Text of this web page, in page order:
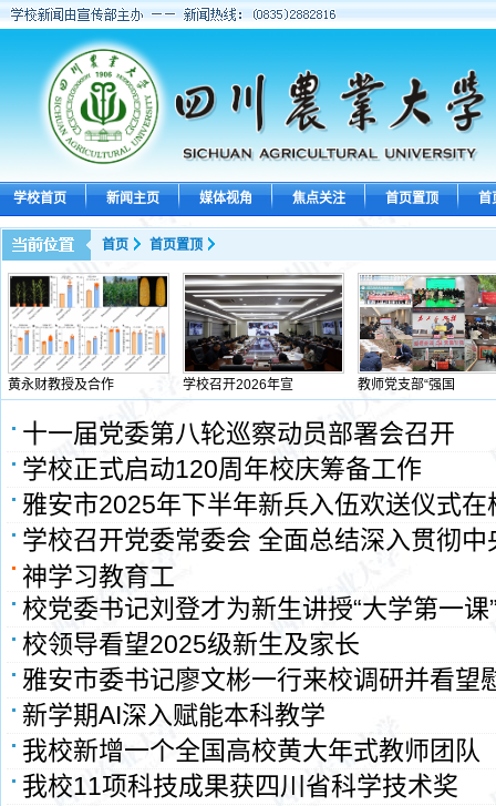
学校首页 新闻主页 媒体视角 焦点关注 首页置顶 首
首页 首页置顶
黄永财教授及合作 学校召开2026年宣 教师党支部“强国
十一届党委第八轮巡察动员部署会召开
学校正式启动120周年校庆筹备工作
雅安市2025年下半年新兵入伍欢送仪式在
学校召开党委常委会 全面总结深入贯彻
神学习教育工
校党委书记刘登才为新生讲授“大学第一课
校领导看望2025级新生及家长
雅安市委书记廖文彬一行来校调研并看望
新学期AI深入赋能本科教学
我校新增一个全国高校黄大年式教师团队
我校11项科技成果获四川省科学技术奖